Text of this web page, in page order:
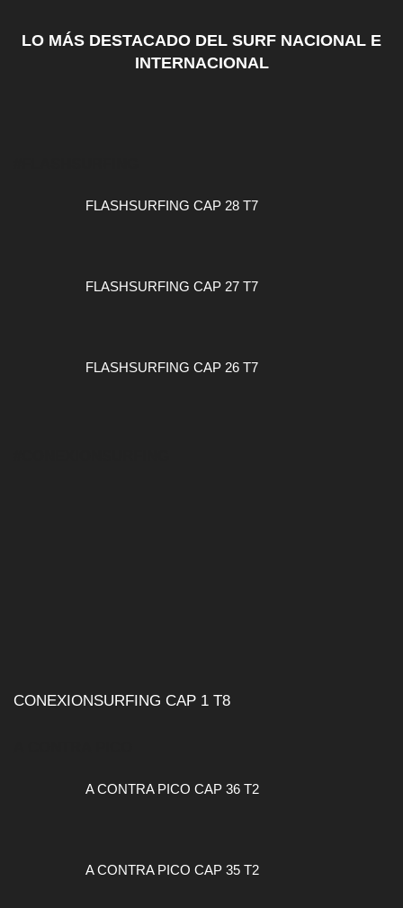
LO MÁS DESTACADO DEL SURF NACIONAL E
INTERNACIONAL
FLASHSURFING CAP 28 T7
FLASHSURFING CAP 27 T7
FLASHSURFING CAP 26 T7
CONEXIONSURFING CAP 1 T8
A CONTRA PICO CAP 36 T2
A CONTRA PICO CAP 35 T2